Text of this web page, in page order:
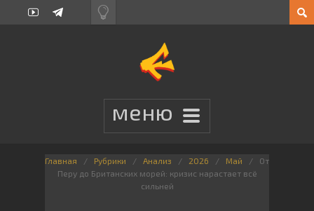
Главная Рубрики Анализ 2026 Май
От
Перу до Британских морей: кризис нарастает всё
сильней